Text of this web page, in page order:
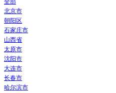
全部
北京市
朝阳区
石家庄市
山西省
太原市
沈阳市
大连市
长春市
哈尔滨市